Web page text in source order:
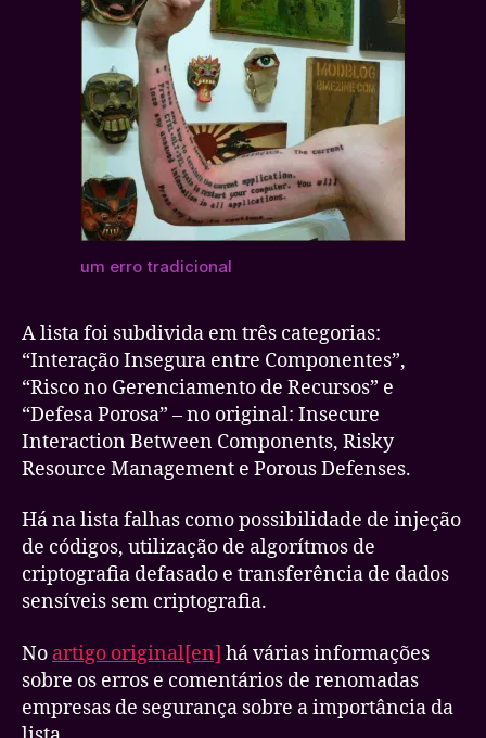
um erro tradicional
A lista foi subdivida em três categorias:
“Interação Insegura entre Componentes”,
“Risco no Gerenciamento de Recursos” e
“Defesa Porosa” – no original: Insecure
Interaction Between Components, Risky
Resource Management e Porous Defenses.
Há na lista falhas como possibilidade de injeção
de códigos, utilização de algorítmos de
criptografia defasado e transferência de dados
sensíveis sem criptografia.
No artigo original[en] há várias informações
sobre os erros e comentários de renomadas
empresas de segurança sobre a importância da